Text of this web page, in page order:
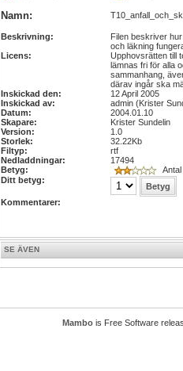
Namn:
Beskrivning:
Filen beskriver
och läkning
Licens:
Upphovsrätten till
lämnas fri för alla
sammanhang,
därav ingår ska
Inskickad den:
12 April 2005
Inskickad av:
admin (Krister
Datum:
2004.01.10
Skapare:
Krister Sundelin
Version:
1.0
Storlek:
32.22Kb
Filtyp:
rtf
Nedladdningar:
17494
Betyg:
Ditt betyg:
Kommentarer:
SE ÄVEN
Mambois Free Software